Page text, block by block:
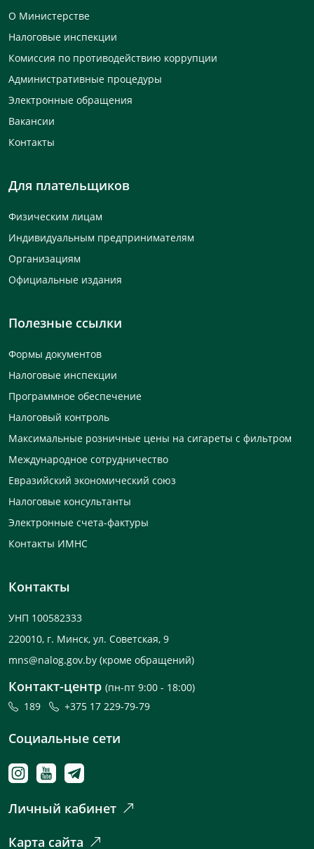
О Министерстве
Налоговые инспекции
Комиссия по противодействию коррупции
Административные процедуры
Электронные обращения
Вакансии
Контакты
Для плательщиков
Физическим лицам
Индивидуальным предпринимателям
Организациям
Официальные издания
Полезные ссылки
Формы документов
Налоговые инспекции
Программное обеспечение
Налоговый контроль
Максимальные розничные цены на сигареты с фильтром
Международное сотрудничество
Евразийский экономический союз
Налоговые консультанты
Электронные счета-фактуры
Контакты ИМНС
Контакты
УНП 100582333
220010, г. Минск, ул. Советская, 9
mns@nalog.gov.by (кроме обращений)
Контакт-центр (пн-пт 9:00 - 18:00)
189
+375 17 229-79-79
Социальные сети
Личный кабинет
Карта сайта